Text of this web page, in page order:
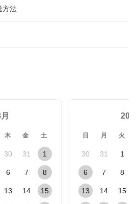
（中華・和風炒飯3
洋風炒飯3袋)
方法
木 金 土
30 31 1
6 7 8
13 14 15
日 月 火
30 31 1
6 7 8
13 14 15